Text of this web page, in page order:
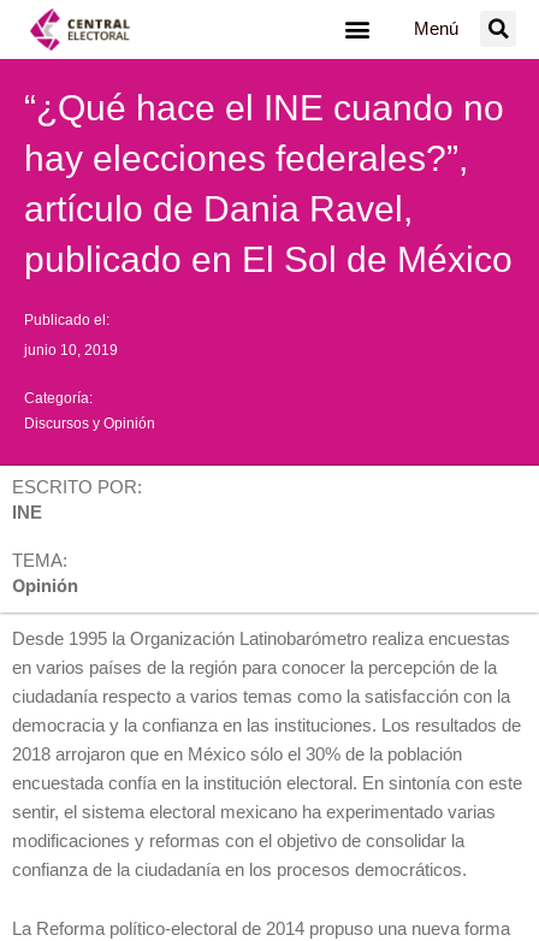
Menú
“¿Qué hace el INE cuando no
hay elecciones federales?”,
artículo de Dania Ravel,
publicado en El Sol de México
Publicado el:
junio 10, 2019
Categoría:
Discursos y Opinión
ESCRITO POR:
INE
TEMA:
Opinión
Desde 1995 la Organización Latinobarómetro realiza encuestas
en varios países de la región para conocer la percepción de la
ciudadanía respecto a varios temas como la satisfacción con la
democracia y la confianza en las instituciones. Los resultados de
2018 arrojaron que en México sólo el 30% de la población
encuestada confía en la institución electoral. En sintonía con este
sentir, el sistema electoral mexicano ha experimentado varias
modificaciones y reformas con el objetivo de consolidar la
confianza de la ciudadanía en los procesos democráticos.
La Reforma político-electoral de 2014 propuso una nueva forma